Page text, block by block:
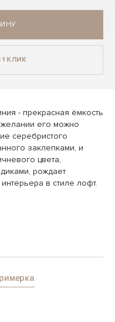
КЛИК
- прекрасная ёмкость
его можно
серебристого
заклепками, и
цвета,
рождает
в стиле лофт.